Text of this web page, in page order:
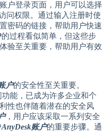
户登录页面，用户可以选择
问权限。通过输入注册时使
密码的链接，帮助用户快速
的过程看似简单，但这些步
验至关重要，帮助用户有效
户的安全性至关重要。
能，已成为许多企业和个
性也伴随着潜在的安全风
，用户应该采取一系列安全
AnyDesk账户的重要步骤。通